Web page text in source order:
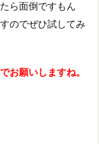
ら面倒ですもん
のでぜひ試してみ
お願いしますね。